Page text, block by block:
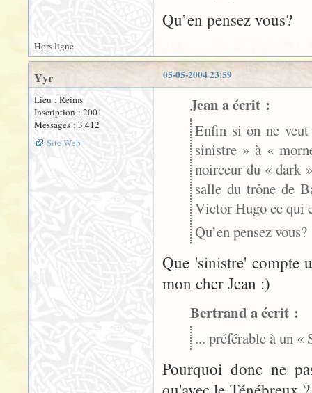
Qu’en pensez vous?
Hors ligne
05-05-2004 23:59
Yyr
Lieu : Reims
Inscription : 2001
Messages : 3 412
Site Web
Jean a écrit :
Enfin si on ne
sinistre » à «
noirceur du « dark
salle du trône de
Victor Hugo ce qui
Qu’en pensez vous?
Que 'sinistre' compte
mon cher Jean :)
Bertrand a écrit :
... préférable à un
Pourquoi donc ne